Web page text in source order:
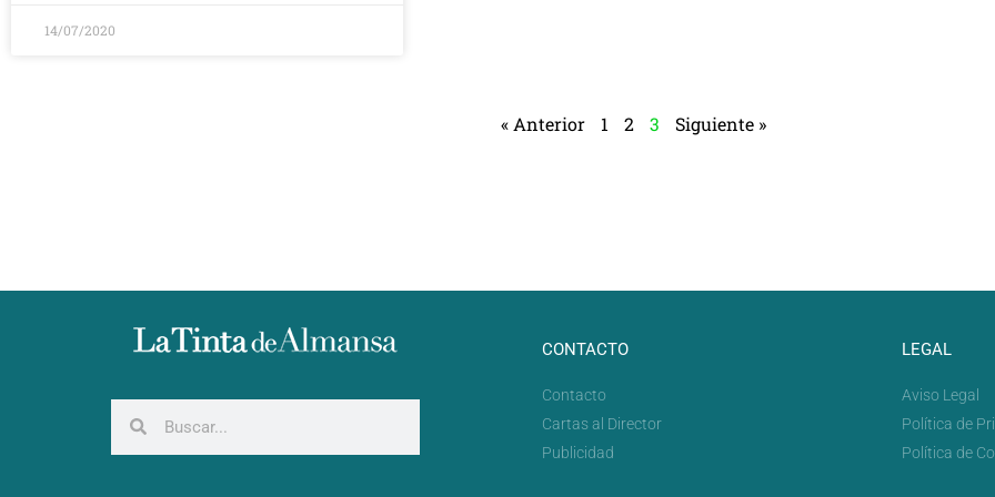
14/07/2020
« Anterior 1 2 3 Siguiente »
CONTACTO
Contacto
Cartas al Director
Publicidad
LEGAL
Aviso Legal
Política de
Política de